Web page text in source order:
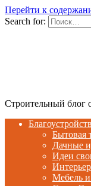
Перейти к
Search for:
Строительный блог
Бытовая
Дачные
Идеи
Мебель и